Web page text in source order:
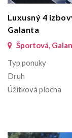
Luxusný 4
Galanta
Športová,
Typ ponuky
Druh
Úžitková plocha